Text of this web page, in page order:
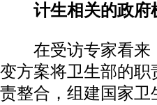
计生相关的政府
在受访专家看来
变方案将卫生部的
责整合，组建国家